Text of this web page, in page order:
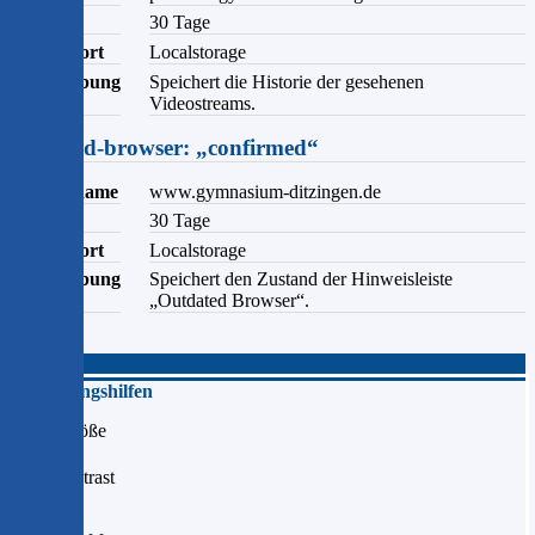
30 Tage
Speicherort
Localstorage
Beschreibung
Speichert die Historie der gesehenen
Videostreams.
outdated-browser: „confirmed“
Domainname
www.gymnasium-ditzingen.de
30 Tage
Speicherort
Localstorage
Beschreibung
Speichert den Zustand der Hinweisleiste
„Outdated Browser“.
Bedienungshilfen
Schriftgröße
Hochkontrast